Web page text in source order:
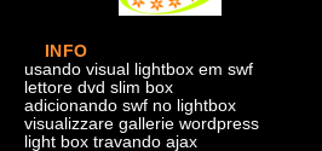
INFO
usando visual lightbox em swf
lettore dvd slim box
adicionando swf no lightbox
visualizzare gallerie wordpress
light box travando ajax